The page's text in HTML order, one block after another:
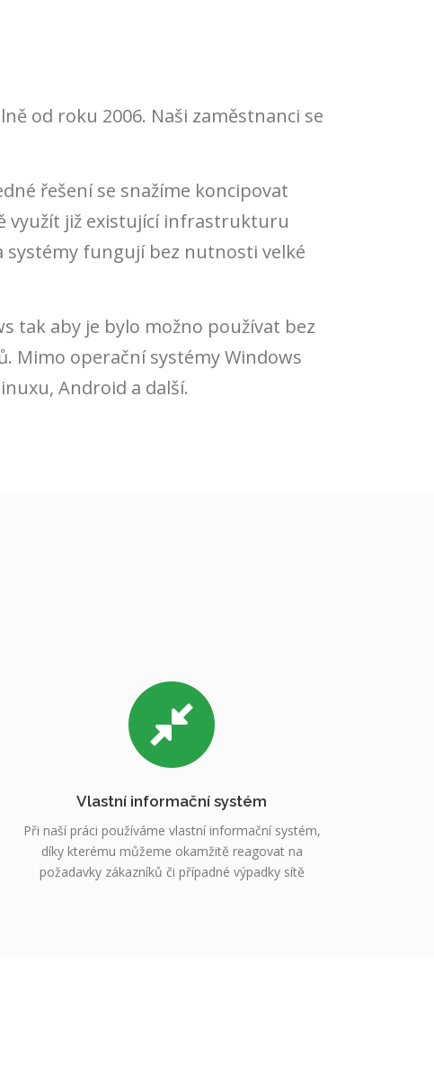
od roku 2006. Naši zaměstnanci se
řešení se snažíme koncipovat
využít již existující infrastrukturu
systémy fungují bez nutnosti velké
tak aby je bylo možno používat bez
Mimo operační systémy Windows
Android a další.
Vlastní informační systém
Při naší práci používáme vlastní informační systém,
díky kterému můžeme okamžitě reagovat na
požadavky zákazníků či případné výpadky sítě